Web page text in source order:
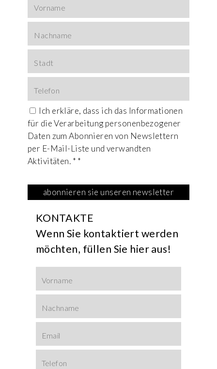
Ich erkläre, dass ich das Informationen
für die Verarbeitung personenbezogener
Daten zum Abonnieren von Newslettern
per E-Mail-Liste und verwandten
Aktivitäten. * *
KONTAKTE
Wenn Sie kontaktiert werden
möchten, füllen Sie hier aus!